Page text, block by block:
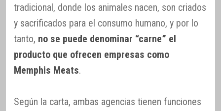
tradicional, donde los animales nacen, son criados
y sacrificados para el consumo humano, y por lo
tanto, no se puede denominar “carne” el
producto que ofrecen empresas como
Memphis Meats.
Según la carta, ambas agencias tienen funciones